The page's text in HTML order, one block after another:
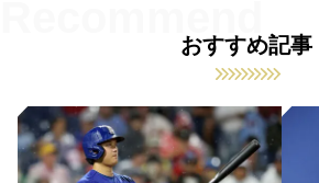
おすすめ記事